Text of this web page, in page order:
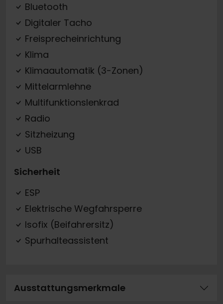
Bluetooth
Digitaler Tacho
Freisprecheinrichtung
Klima
Klimaautomatik (3-Zonen)
Mittelarmlehne
Multifunktionslenkrad
Radio
Sitzheizung
USB
Sicherheit
ESP
Elektrische Wegfahrsperre
Isofix (Beifahrersitz)
Spurhalteassistent
Ausstattungsmerkmale